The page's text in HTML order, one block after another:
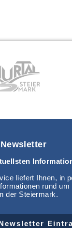
liefert Ihnen, in
rund
der Steiermark.